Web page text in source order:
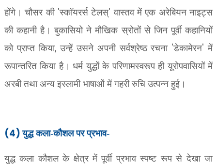
होंगे। चौसर की 'स्कॉयरर्स टेलस्' वास्तव में एक अरेबियन नाइट्स
की कहानी है। बुकासियो ने मौखिक स्रोतों से जिन पूर्वी कहानियों
को प्राप्त किया,उन्हें उसने अपनी सर्वश्रेष्ठ रचना 'डेकामेरन'में
रूपान्तरित किया है। धर्म युद्धों के परिणामस्वरूप ही यूरोपवासियों में
अरबी तथा अन्य इस्लामी भाषाओं में गहरी रुचि उत्पन्न हुई।
(4)युद्ध कला-कौशल पर प्रभाव-
युद्ध कला कौशल के क्षेत्र में पूर्वी प्रभाव स्पष्ट रूप से देखा जा